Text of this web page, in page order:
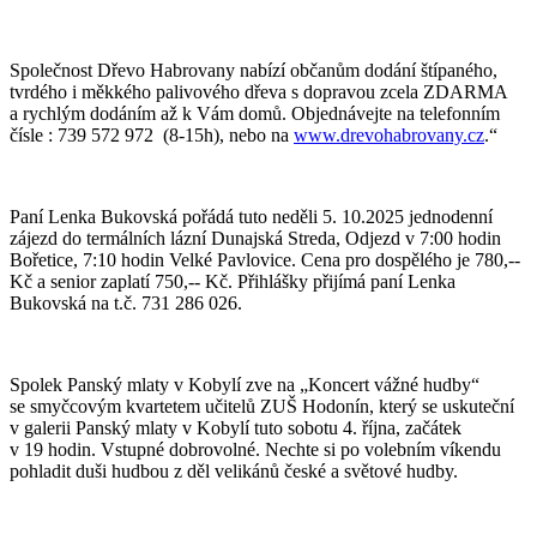
Společnost Dřevo Habrovany nabízí občanům dodání štípaného,
tvrdého i měkkého palivového dřeva s dopravou zcela ZDARMA
a rychlým dodáním až k Vám domů. Objednávejte na telefonním
čísle : 739 572 972 (8-15h), nebo na www.drevohabrovany.cz.“
Paní Lenka Bukovská pořádá tuto neděli 5. 10.2025 jednodenní
zájezd do termálních lázní Dunajská Streda, Odjezd v 7:00 hodin
Bořetice, 7:10 hodin Velké Pavlovice. Cena pro dospělého je 780,--
Kč a senior zaplatí 750,-- Kč. Přihlášky přijímá paní Lenka
Bukovská na t.č. 731 286 026.
Spolek Panský mlaty v Kobylí zve na „Koncert vážné hudby“
se smyčcovým kvartetem učitelů ZUŠ Hodonín, který se uskuteční
v galerii Panský mlaty v Kobylí tuto sobotu 4. října, začátek
v 19 hodin. Vstupné dobrovolné. Nechte si po volebním víkendu
pohladit duši hudbou z děl velikánů české a světové hudby.